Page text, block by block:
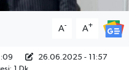
A- A+
26.06.2025 - 11:57